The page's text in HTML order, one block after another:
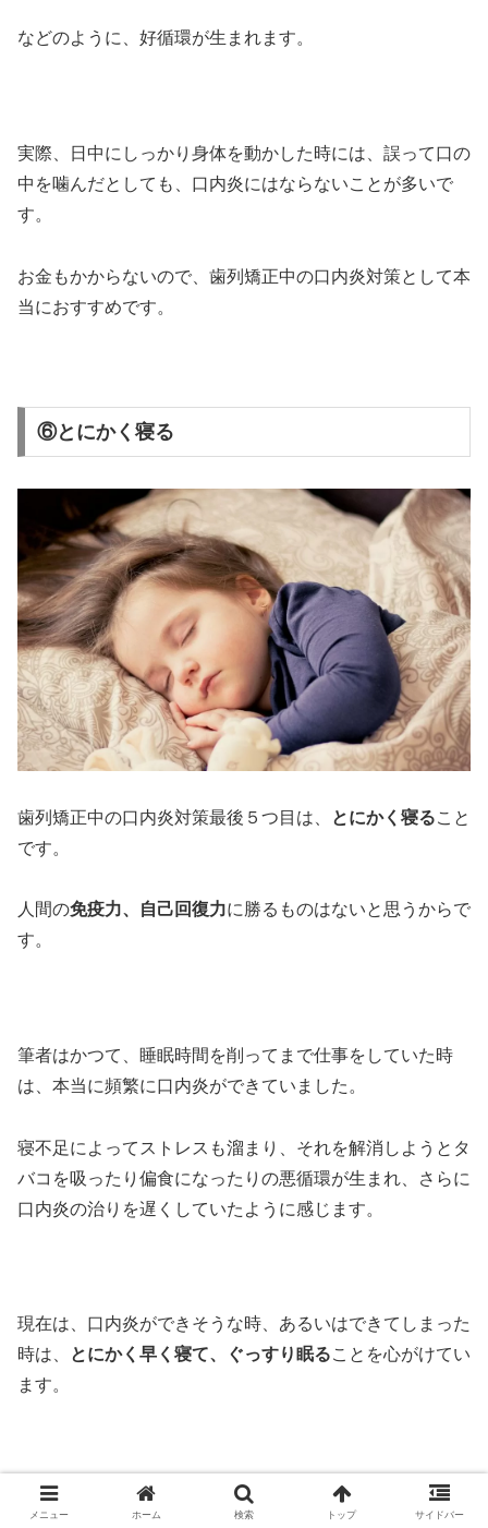
などのように、好循環が生まれます。
実際、日中にしっかり身体を動かした時には、誤って口の
中を噛んだとしても、口内炎にはならないことが多いで
す。
お金もかからないので、歯列矯正中の口内炎対策として本
当におすすめです。
⑥とにかく寝る
歯列矯正中の口内炎対策最後５つ目は、 とにかく寝ること
です。
人間の免疫力、自己回復力に勝るものはないと思うからで
す。
筆者はかつて、睡眠時間を削ってまで仕事をしていた時
は、本当に頻繁に口内炎ができていました。
寝不足によってストレスも溜まり、それを解消しようとタ
バコを吸ったり偏食になったりの悪循環が生まれ、さらに
口内炎の治りを遅くしていたように感じます。
現在は、口内炎ができそうな時、あるいはできてしまった
時は、
とにかく早く寝て、ぐっすり眠ることを心がけてい
ます。
おすすめは、 アラームをセットしないで寝る ことです。
メニュー ホーム 検索 トップ サイドバー